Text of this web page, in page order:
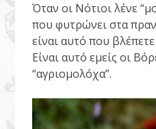
Όταν οι Νότιοι λένε
που φυτρώνει στα
είναι αυτό που
Είναι αυτό εμείς οι
“αγριομολόχα”.